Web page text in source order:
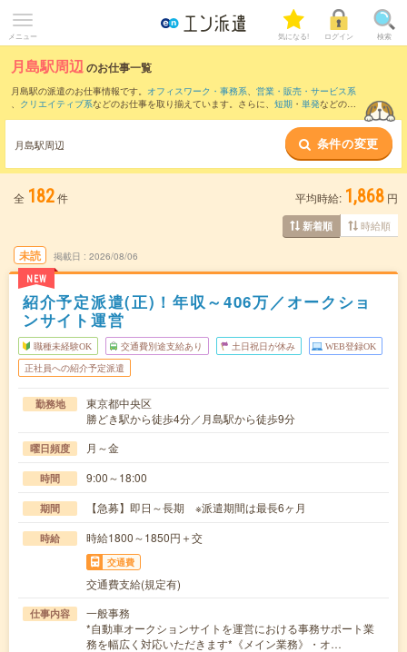
メニュー 気になる! ログイン 検索
月島駅周辺のお仕事一覧
月島駅の派遣のお仕事情報です。 オフィスワーク・事務系、 営業・販売・サービス系
、 クリエイティブ系などのお仕事を取り揃えています。さらに、 短期 ・ 単発などの期
また、東京駅
など近隣駅のお仕事もご
確認いただけます。
月島駅周辺 条件の変更
全 182件 平均時給: 1,868 円
新着順 時給順
未読
NEW
掲載日 2026/08/06
紹介予定派遣(正)！年収～406万／オークショ
ンサイト運営
職種未経験OK 交通費別途支給あり 土日祝日が休み WEB登録OK
正社員への紹介予定派遣
勤務地
東京都中央区
勝どき駅から徒歩4分／月島駅から徒歩9分
曜日頻度 月～金
時間 9:00～18:00
期間 【急募】即日～長期 ※派遣期間は最長6ヶ月
時給 時給1800～1850円＋交
交通費
交通費支給(規定有)
仕事内容
一般事務
*自動車オークションサイトを運営における事務サポート業
務を幅広く対応いただきます*《メイン業務》・オ…